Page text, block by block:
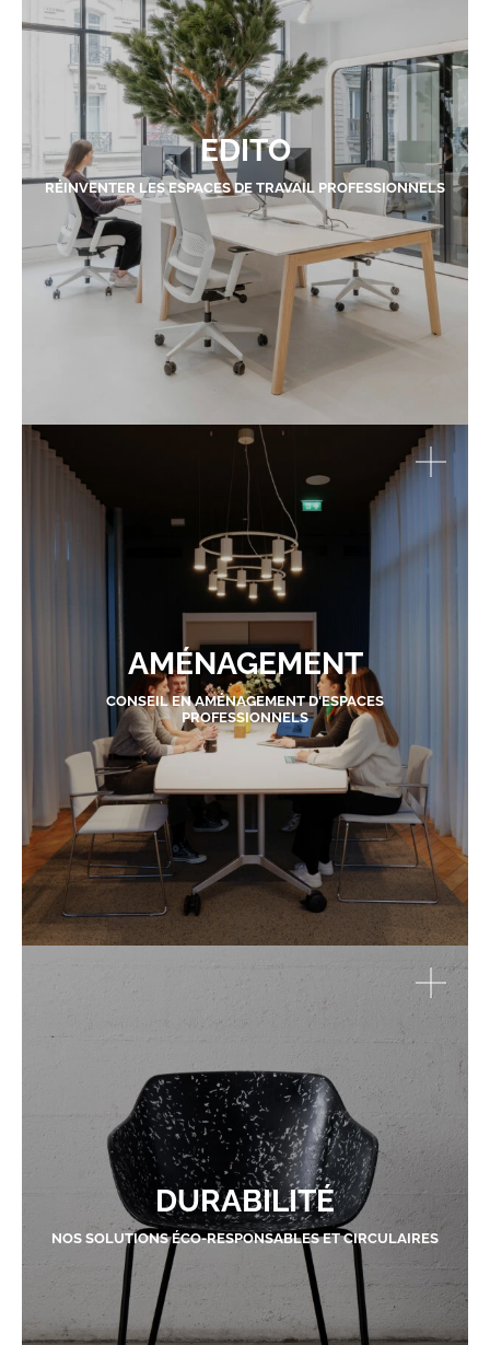
EDITO
RÉINVENTER LES ESPACES DE TRAVAIL PROFESSIONNELS
AMÉNAGEMENT
CONSEIL EN AMÉNAGEMENT D'ESPACES
PROFESSIONNELS
DURABILITÉ
NOS SOLUTIONS ÉCO-RESPONSABLES ET CIRCULAIRES